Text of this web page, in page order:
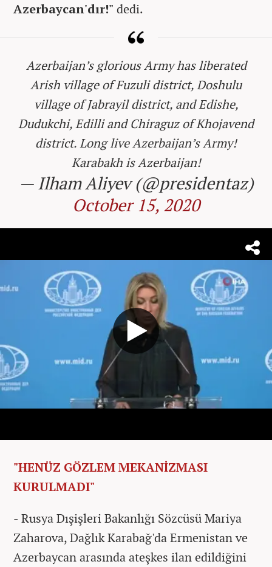
Azerbaycan'dır!" dedi.
Azerbaijan’s glorious Army has liberated
Arish village of Fuzuli district, Doshulu
village of Jabrayil district, and Edishe,
Dudukchi, Edilli and Chiraguz of Khojavend
district. Long live Azerbaijan’s Army!
Karabakh is Azerbaijan!
— Ilham Aliyev (@presidentaz)
October 15, 2020
"HENÜZ GÖZLEM MEKANİZMASI
KURULMADI"
- Rusya Dışişleri Bakanlığı Sözcüsü Mariya
Zaharova, Dağlık Karabağ'da Ermenistan ve
Azerbaycan arasında ateşkes ilan edildiğini